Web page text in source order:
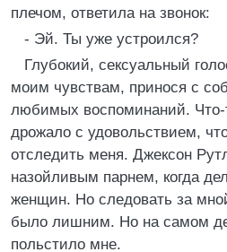
плечом, ответила на звонок:
- Эй. Ты уже устроился?
Глубокий, сексуальный
моим чувствам, принося с
любимых воспоминаний. Что-
дрожало с удовольствием,
отследить меня. Джексон
назойливым парнем, когда
женщин. Но следовать за
было лишним. Но на самом
польстило мне.